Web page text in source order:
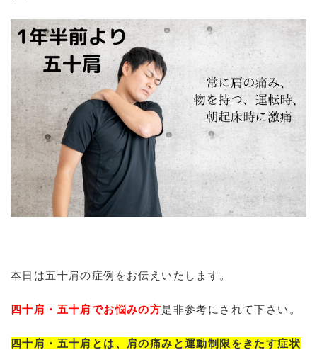
本日は五十肩の症例をお伝えいたします。
四十肩・五十肩でお悩みの方是非参考にされて下さい。
四十肩・五十肩とは、肩の痛みと運動制限をきたす症状